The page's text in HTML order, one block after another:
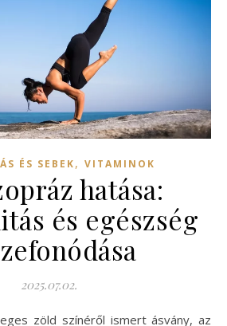
ÉS SEBEK, VITAMINOK
hatása:
és egészség
2025.07.02.